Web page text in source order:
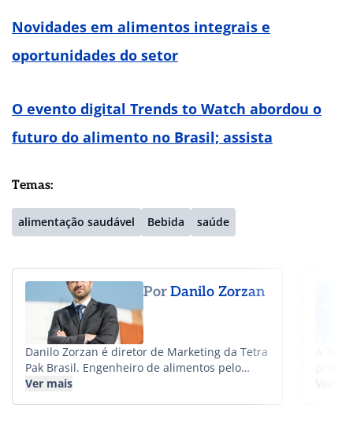
Novidades em alimentos integrais e
oportunidades do setor
O evento digital Trends to Watch abordou o
futuro do alimento no Brasil; assista
Temas:
alimentação saudável Bebida saúde
PorDanilo Zorzan
Danilo Zorzan é diretor de Marketing da Tetra
Pak Brasil. Engenheiro de alimentos pelo
Instituto Mauá de Tecnologia e com MBA em
Ver mais